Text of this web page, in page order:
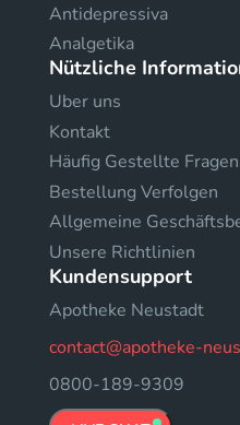
Antidepressiva
Analgetika
Nützliche
Uber uns
Kontakt
Häufig Gestellte Fragen
Bestellung Verfolgen
Allgemeine
Unsere Richtlinien
Kundensupport
Apotheke Neustadt
contact@apotheke-
0800-189-9309